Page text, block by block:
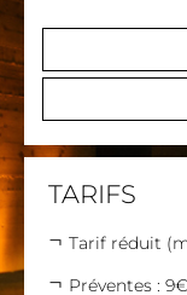
TARIFS
Tarif réduit
Préventes : 9€